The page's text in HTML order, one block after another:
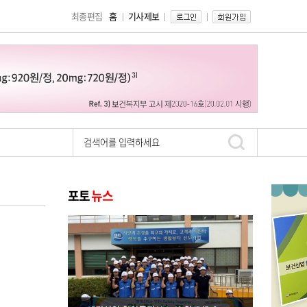
홈 기사제보
최종편집